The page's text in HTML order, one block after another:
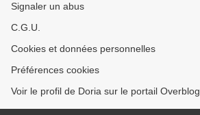
Signaler un abus
C.G.U.
Cookies et données personnelles
Préférences cookies
Voir le profil de Doria sur le portail Overblog